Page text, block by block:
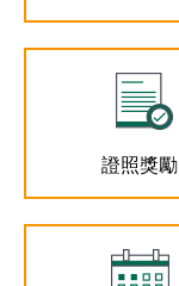
證照獎勵